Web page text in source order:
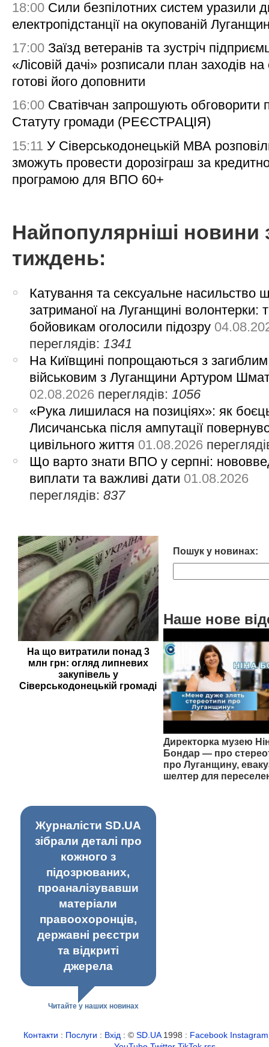
18:00 Сили безпілотних систем уразили
електропідстанції на окупованій
17:00 Заїзд ветеранів та зустріч
«Лісовій дачі» розписали план заходів на
готові його доповнити
16:00 Сватівчан запрошують обговорити
Статуту громади (РЕЄСТРАЦІЯ)
15:11 У Сіверськодонецькій МВА
зможуть провести дорозіграш за
програмою для ВПО 60+
Найпопулярніші новини
тиждень:
Катування та сексуальне насильство
затриманої на Луганщині волонтерки:
бойовикам оголосили підозру
переглядів: 1341
На Київщині попрощаються з загиблим
військовим з Луганщини Артуром
02.08.2026 переглядів: 1056
«Рука лишилася на позиціях»: як
Лисичанська після ампутації
цивільного життя 01.08.2026
Що варто знати ВПО у серпні:
виплати та важливі дати 01.08.2026
переглядів:837
На що витратили понад 3
млн грн: огляд липневих
закупівель у
Сіверськодонецькій громаді
Пошук у новинах:
Наше нове
Директорка музею
Бондар — про
про Луганщину,
шелтер для
Журналісти SD.UA
зібрали деталі про
кожного з
підозрюваних,
проаналізувавши
матеріали
правоохоронців,
державні реєстри
та відкриті
джерела
Читайте у наших новинах
Контакти : Послуги : Вхід : ©SD.UA1998 : Facebook Instagram